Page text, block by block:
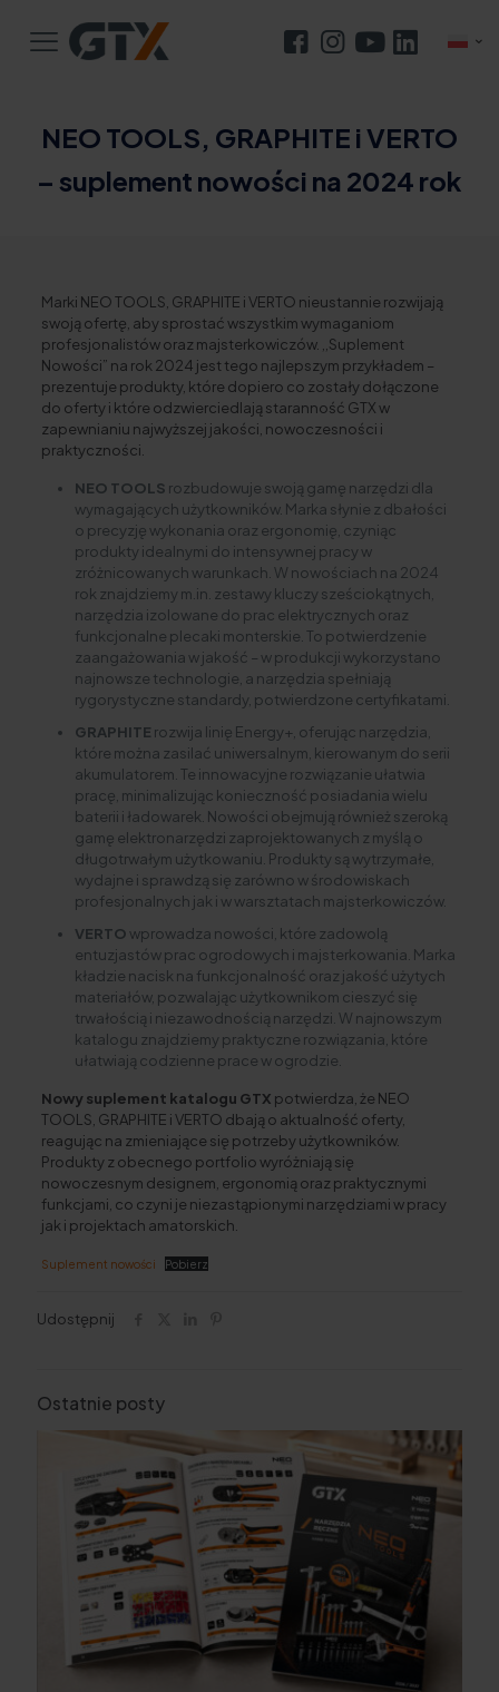
NEO TOOLS, GRAPHITE i VERTO
– suplement nowości na 2024 rok
Marki NEO TOOLS, GRAPHITE i VERTO nieustannie rozwijają
swoją ofertę, aby sprostać wszystkim wymaganiom
profesjonalistów oraz majsterkowiczów. ,,Suplement
Nowości” na rok 2024 jest tego najlepszym przykładem –
prezentuje produkty, które dopiero co zostały dołączone
do oferty i które odzwierciedlają staranność GTX w
zapewnianiu najwyższej jakości, nowoczesności i
praktyczności.
NEO TOOLS rozbudowuje swoją gamę narzędzi dla
wymagających użytkowników. Marka słynie z dbałości
o precyzję wykonania oraz ergonomię, czyniąc
produkty idealnymi do intensywnej pracy w
zróżnicowanych warunkach. W nowościach na 2024
rok znajdziemy m.in. zestawy kluczy sześciokątnych,
narzędzia izolowane do prac elektrycznych oraz
funkcjonalne plecaki monterskie. To potwierdzenie
zaangażowania w jakość – w produkcji wykorzystano
najnowsze technologie, a narzędzia spełniają
rygorystyczne standardy, potwierdzone certyfikatami.
GRAPHITE rozwija linię Energy+, oferując narzędzia,
które można zasilać uniwersalnym, kierowanym do serii
akumulatorem. Te innowacyjne rozwiązanie ułatwia
pracę, minimalizując konieczność posiadania wielu
baterii i ładowarek. Nowości obejmują również szeroką
gamę elektronarzędzi zaprojektowanych z myślą o
długotrwałym użytkowaniu. Produkty są wytrzymałe,
wydajne i sprawdzą się zarówno w środowiskach
profesjonalnych jak i w warsztatach majsterkowiczów.
VERTO wprowadza nowości, które zadowolą
entuzjastów prac ogrodowych i majsterkowania. Marka
kładzie nacisk na funkcjonalność oraz jakość użytych
materiałów, pozwalając użytkownikom cieszyć się
trwałością i niezawodnością narzędzi. W najnowszym
katalogu znajdziemy praktyczne rozwiązania, które
ułatwiają codzienne prace w ogrodzie.
Nowy suplement katalogu GTX potwierdza, że NEO
TOOLS, GRAPHITE i VERTO dbają o aktualność oferty,
reagując na zmieniające się potrzeby użytkowników.
Produkty z obecnego portfolio wyróżniają się
nowoczesnym designem, ergonomią oraz praktycznymi
funkcjami, co czyni je niezastąpionymi narzędziami w pracy
jak i projektach amatorskich.
Suplement nowości Pobierz
Udostępnij
Ostatnie posty